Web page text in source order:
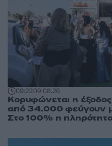
09:2209.08.26
Κορυφώνεται η
από 34.000 φεύγουν
Στο 100% η